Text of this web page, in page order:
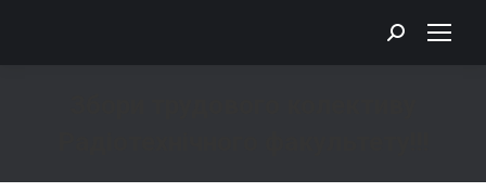
Search: